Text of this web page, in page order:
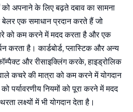
अपनाने के लिए बढ़ते दबाव का सामना
बेलर एक समाधान प्रदान करते हैं जो
को कम करने में मदद करता है और एक
करता है। कार्डबोर्ड, प्लास्टिक और अन्य
और रीसाइक्लिंग करके, हाइड्रोलिक
कचरे की मात्रा को कम करने में योगदान
पर्यावरणीय नियमों को पूरा करने में मदद
लक्ष्यों में भी योगदान देता है।